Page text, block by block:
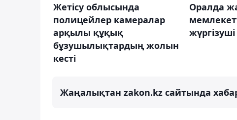
Жетісу облысында
полицейлер камералар
арқылы құқық
бұзушылықтардың жолын
кесті
Оралда
Жаңалықтан zakon.kz сайтында